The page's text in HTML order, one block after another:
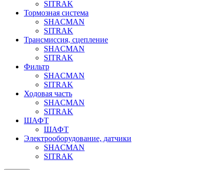
SITRAK
Тормозная система
SHACMAN
SITRAK
Трансмиссия, сцепление
SHACMAN
SITRAK
Фильтр
SHACMAN
SITRAK
Ходовая часть
SHACMAN
SITRAK
ШАФТ
ШАФТ
Электрооборудование, датчики
SHACMAN
SITRAK